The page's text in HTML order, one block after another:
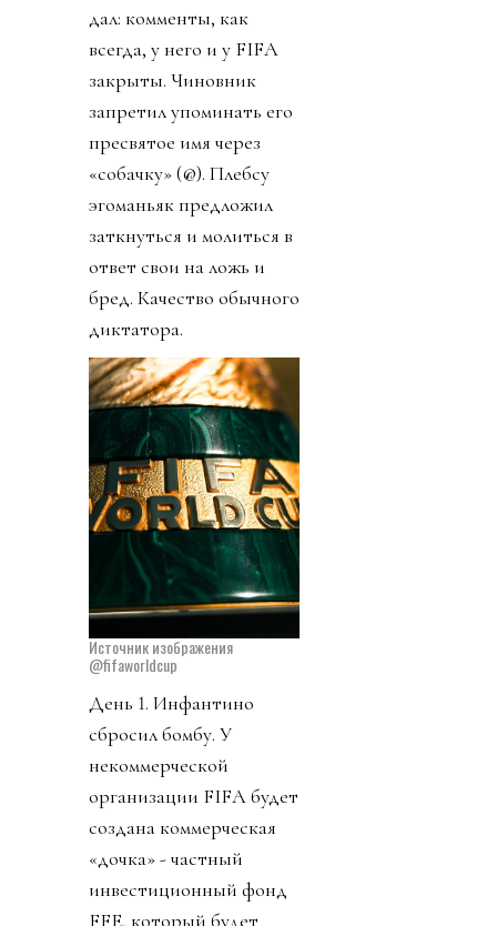
дал: комменты, как
всегда, у него и у FIFA
закрыты. Чиновник
запретил упоминать его
пресвятое имя через
«собачку» (@). Плебсу
эгоманьяк предложил
заткнуться и молиться в
ответ свои на ложь и
бред. Качество обычного
диктатора.
Источник изображения
@fifaworldcup
День 1. Инфантино
сбросил бомбу. У
некоммерческой
организации FIFA будет
создана коммерческая
«дочка» - частный
инвестиционный фонд
FFE, который будет